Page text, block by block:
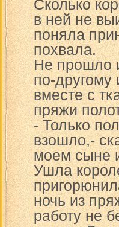
Сколько
в ней не
поняла
похвала.
Не прошло
по-другому
вместе с
пряжи
- Только
взошло,-
моем сыне
Ушла
ночь из
работу не